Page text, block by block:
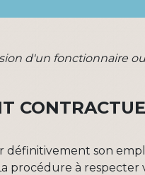
d'un fonctionnaire
définitivement son
procédure à respecter